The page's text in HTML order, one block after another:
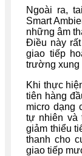
Ngoài ra,
Smart
những âm
Điều này
giao tiếp
trường xung
Khi thực
tiên hàng
micro dạng
tự nhiên và
giảm thiểu
thanh cho
giao tiếp